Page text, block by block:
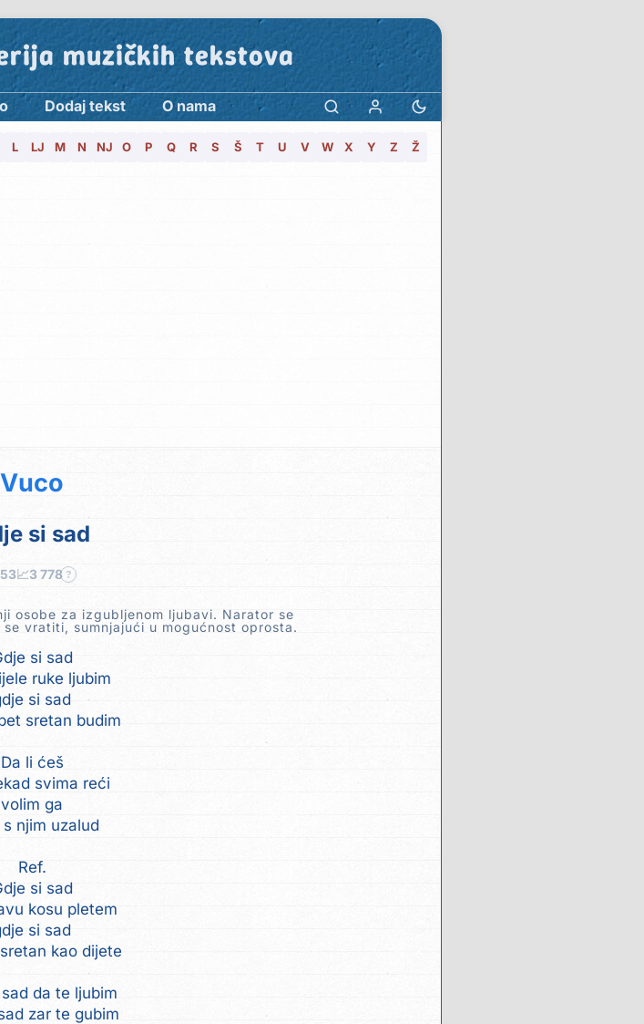
muzičkih tekstova
Dodaj tekst O nama
L LJ M N NJ O P Q R S Š T U V W X Y Z Ž
Vuco
si sad
53📈3 778 ?
osobe za izgubljenom ljubavi. Narator se
vratiti, sumnjajući u mogućnost oprosta.
si sad
ruke ljubim
si sad
sretan budim
Da li ćeš
svima reći
volim ga
njim uzalud
Ref.
si sad
kosu pletem
si sad
kao dijete
da te ljubim
zar te gubim